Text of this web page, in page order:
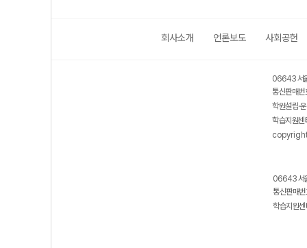
회사소개 언론보도 사회공헌
06643 서
통신판매
학원설립·
학습지원
06643 서
통신판매
학습지원